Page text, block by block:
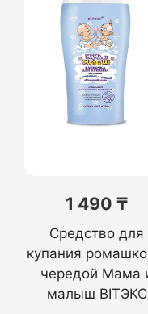
1 490 ₸
Средство для
купания
чередой Мама
малыш BITЭКС